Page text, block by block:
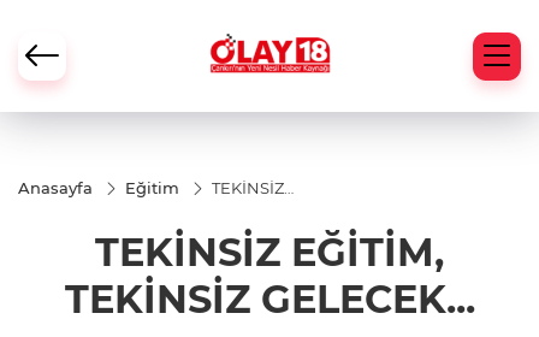
Anasayfa Eğitim
TEKİNSİZ
TEKİNSİZ
GELECEK...
TEKİNSİZ EĞİTİM,
TEKİNSİZ GELECEK...